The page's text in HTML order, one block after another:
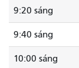
9:20 sáng
9:40 sáng
10:00 sáng